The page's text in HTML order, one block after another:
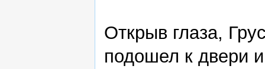
Открыв глаза,
подошел к двери